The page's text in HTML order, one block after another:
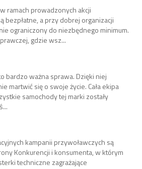
ramach prowadzonych akcji
bezpłatne, a przy dobrej organizacji
ograniczony do niezbędnego minimum.
gdzie wsz...
bardzo ważna sprawa. Dzięki niej
martwić się o swoje życie. Cała ekipa
samochody tej marki zostały
kampanii przywoławczych są
Konkurencji i konsumenta, w którym
techniczne zagrażające